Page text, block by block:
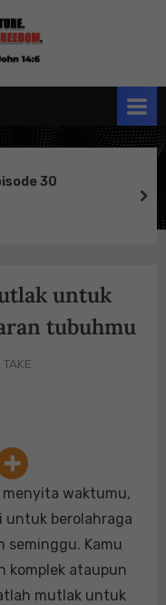
Conservative
30
untuk
tubuhmu
menyita waktumu,
untuk berolahraga
seminggu. Kamu
komplek ataupun
mutlak untuk